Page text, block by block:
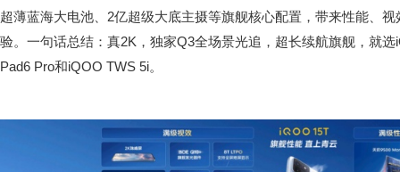
超薄蓝海大电池、2亿超级大底主摄等旗舰核心配置，带来性能、
验。一句话总结：真2K，独家Q3全场景光追，超长续航旗舰，就
Pad6 Pro和iQOO TWS 5i。